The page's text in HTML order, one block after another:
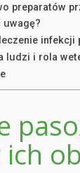
preparatów
uwagę?
infekcji
ludzi i rola